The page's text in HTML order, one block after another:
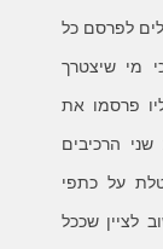
לפרסם כל
מי שיצטרך
פרסמו את
הרכיבים
על כתפי
לציין שככל